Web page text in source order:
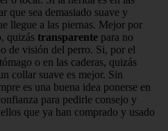
que sea demasiado suave y
llegue a las piernas. Mejor por
quizás transparente para no
de visión del perro. Si, por el
o en las caderas, quizás
collar suave es mejor. Sin
es una buena idea ponerse en
para pedirle consejo y
que ya han comprado y usado